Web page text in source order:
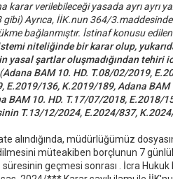
karar verilebileceği yasada ayrı ayrı
Ayrıca, İİK.nun 364/
bağlanmıştır. İstinaf konusu
niteliğinde bir karar olup,
yasal şartlar oluşmadığından tehiri
Adana BAM 10. HD. T.08/02/2019,
E.2019/136, K.2019/189, Adana BAM
BAM 10. HD. T.17/07/2018, E.2018/
T.13/12/2024, E.2024/837,
alındığında, müdürlüğümüz
müteakiben borçlunun 7
süresinin geçmesi sonrası . İcra